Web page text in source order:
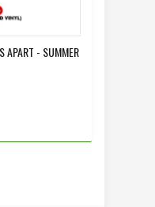
APART - SUMMER